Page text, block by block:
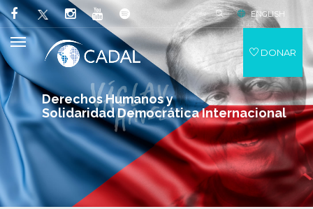
Derechos Humanos y
Solidaridad Democrática Internacional
ENGLISH
DONAR